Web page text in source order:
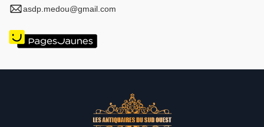
asdp.medou@gmail.com